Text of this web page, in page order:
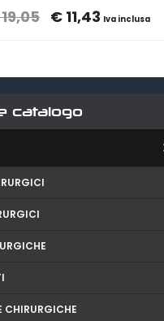
€ 11,43 Iva inclusa
catalogo
CHIRURGICHE